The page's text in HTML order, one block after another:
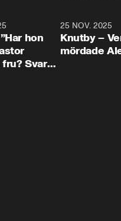
hon
Svar
25 NOV. 2025
Knutby –
mördade